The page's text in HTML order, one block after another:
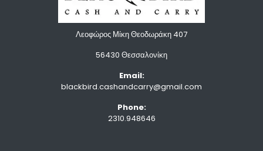
Λεοφώρος Μίκη Θεοδωράκη 407
56430 Θεσσαλονίκη
Email:
blackbird.cashandcarry@gmail.com
Phone:
2310.948646